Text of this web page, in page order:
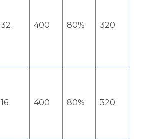
32 400 80% 320
16 400 80% 320